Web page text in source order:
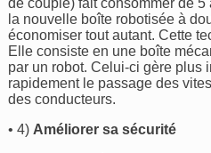
de couple) fait consommer de
la nouvelle boîte robotisée à
économiser tout autant. Cette
Elle consiste en une boîte
par un robot. Celui-ci gère plus
rapidement le passage des
des conducteurs.
• 4) Améliorer sa sécurité